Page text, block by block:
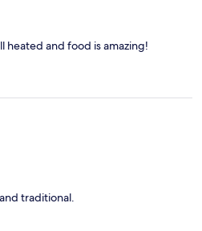
heated and food is amazing!
traditional.